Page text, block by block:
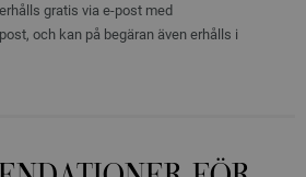
gratis via e-post med
och kan på begäran även erhålls i